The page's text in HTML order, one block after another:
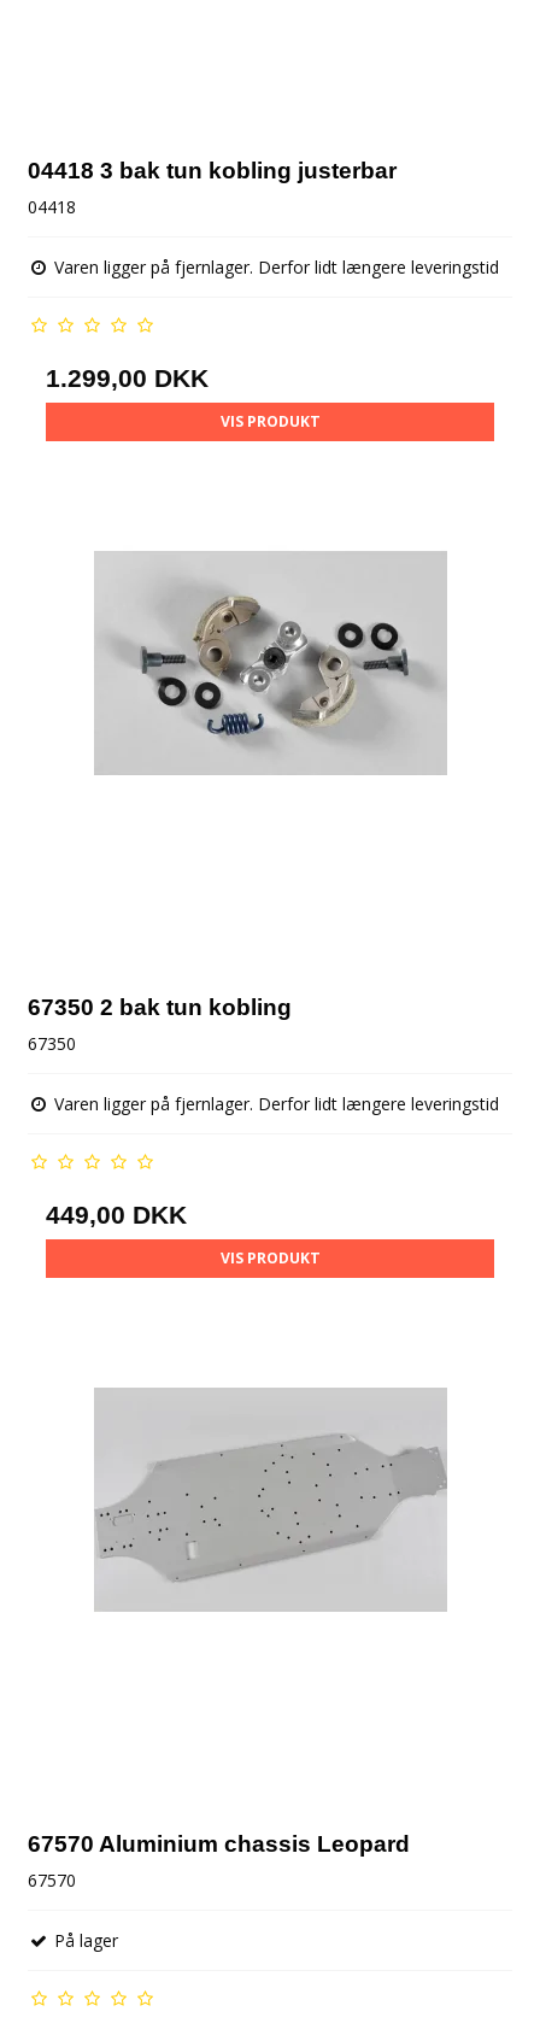
04418 3 bak tun kobling justerbar
04418
Varen ligger på fjernlager. Derfor lidt længere leveringstid
1.299,00 DKK
VIS PRODUKT
67350 2 bak tun kobling
67350
Varen ligger på fjernlager. Derfor lidt længere leveringstid
449,00 DKK
VIS PRODUKT
67570 Aluminium chassis Leopard
67570
På lager